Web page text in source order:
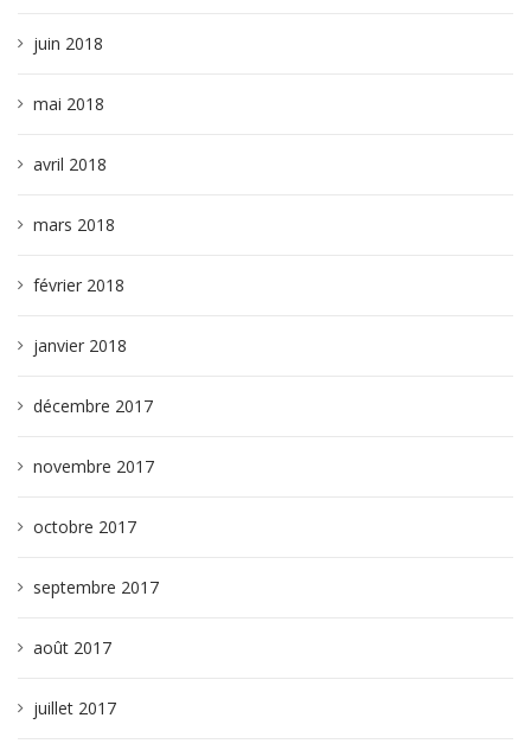
juin 2018
mai 2018
avril 2018
mars 2018
février 2018
janvier 2018
décembre 2017
novembre 2017
octobre 2017
septembre 2017
août 2017
juillet 2017